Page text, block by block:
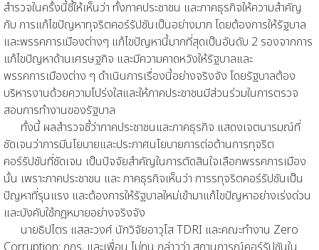
สำรวจในครั้งนี้ชี้ให้เห็นว่า ทั้งภาคประชาชน และภาคธุรกิจให้ความสำคัญ
กับ การแก้ไขปัญหาทุจริตคอร์รัปชันเป็นอย่างมาก โดยต้องการให้รัฐบาล
และพรรคการเมืองต่างๆ แก้ไขปัญหานี้มากที่สุดเป็นอันดับ 2 รองจากการ
แก้ไขปัญหาด้านเศรษฐกิจ และมีความคาดหวังให้รัฐบาลและ
พรรคการเมืองต่าง ๆ ดำเนินการเรื่องนี้อย่างจริงจัง โดยรัฐบาลต้อง
บริหารงานด้วยความโปร่งใสและให้ภาคประชาชนมีส่วนร่วมในการตรวจ
สอบการทำงานของรัฐบาล
ทั้งนี้ ผลสำรวจชี้ว่าภาคประชาชนและภาคธุรกิจ แสดงเจตนารมณ์ที่
ชัดเจนว่าการมีนโยบายและประกาศนโยบายการต่อต้านการทุจริต
คอร์รัปชันที่ชัดเจน เป็นปัจจัยสำคัญในการตัดสินใจเลือกพรรคการเมือง
นั้น เพราะภาคประชาชน และ ภาคธุรกิจเห็นว่า การรทุจริตคอร์รัปชันเป็น
ปัญหาที่รุนแรง และต้องการให้รัฐบาลใหม่เข้ามาแก้ไขปัญหาอย่างเร่งด่วน
และบังคับใช้กฎหมายอย่างจริงจัง
นายธิปไตร แสละวงศ์ นักวิจัยอาวุโส TDRI และคณะทำงาน Zero